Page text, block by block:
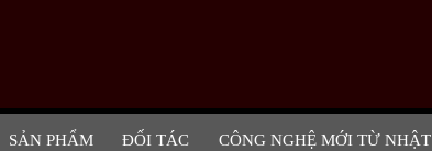
SẢN PHẨM ĐỐI TÁC CÔNG NGHỆ MỚI TỪ NHẬT